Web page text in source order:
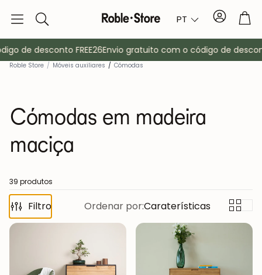
Pesquisa PT Conta
Bengaleiros
de desconto FREE26Envio gratuito com o código de desconto
Roble Store / Móveis auxiliares / Cómodas
Cómodas em madeira
maciça
39 produtos
Filtro Ordenar por:Caraterísticas